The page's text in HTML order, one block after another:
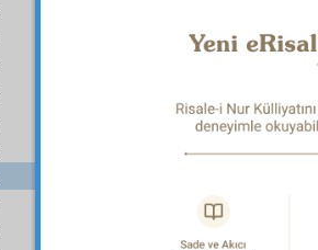
bulup
ve
edip